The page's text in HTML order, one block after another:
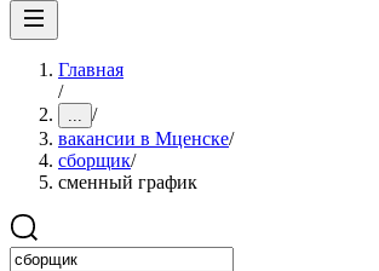
Главная
/
... /
вакансии в Мценске/
сборщик/
сменный график